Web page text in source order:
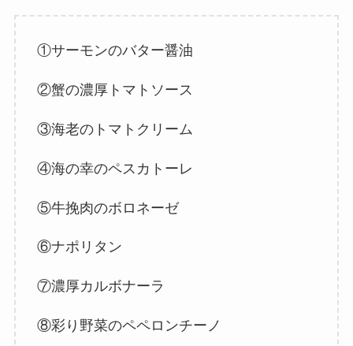
①サーモンのバター醤油
②蟹の濃厚トマトソース
③海老のトマトクリーム
④海の幸のペスカトーレ
⑤牛挽肉のボロネーゼ
⑥ナポリタン
⑦濃厚カルボナーラ
⑧彩り野菜のペペロンチーノ